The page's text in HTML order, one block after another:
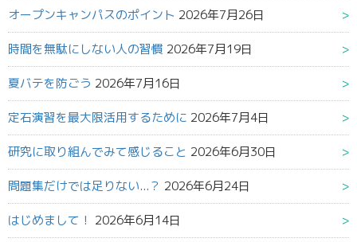
オープンキャンパスのポイント 2026年7月26日
時間を無駄にしない人の習慣 2026年7月19日
夏バテを防ごう 2026年7月16日
定石演習を最大限活用するために 2026年7月4日
研究に取り組んでみて感じること 2026年6月30日
問題集だけでは足りない...？ 2026年6月24日
はじめまして！ 2026年6月14日